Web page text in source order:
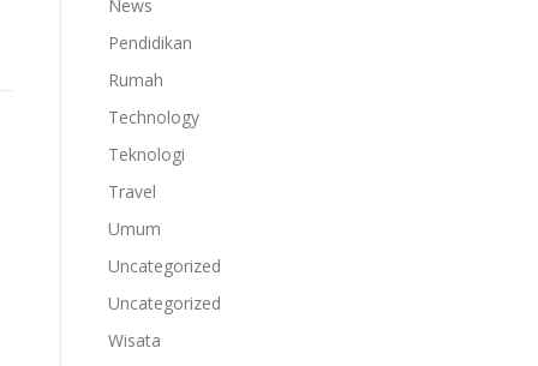
News
Pendidikan
Rumah
Technology
Teknologi
Travel
Umum
Uncategorized
Uncategorized
Wisata